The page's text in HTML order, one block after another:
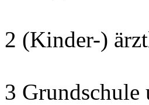
2 (Kinder-)
3 Grundschule